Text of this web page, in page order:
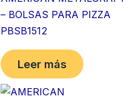
– BOLSAS PARA PIZZA
PBSB1512
Leer más